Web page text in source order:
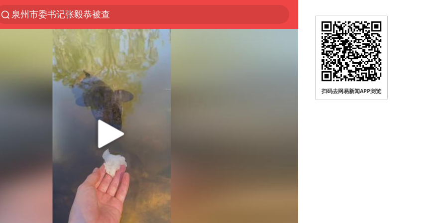
泉州市委书记张毅恭被查
“电影+”如何激发千亿级消费新活力？
全球首个长时储能一体化产业园量产
台风白海豚加强
中国女篮70-67险胜尼日利亚女篮
四川宜宾高县4.9级地震致1死
名创优品回应女子吐槽内裤质量差
出口禁令驱动有色板块大涨
秋天的第一杯奶茶到底有多火
国防部：中国军队坚决反制任何闹海挑衅图谋
U17国足点球大战淘汰河床晋级决赛
扫码去网易新闻APP浏览